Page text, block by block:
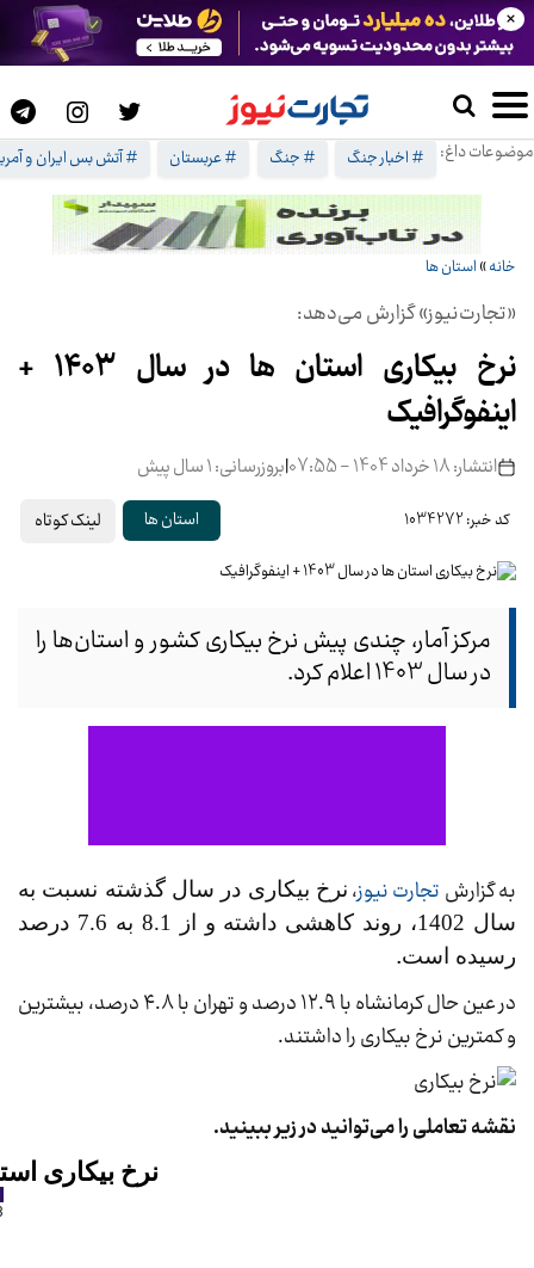
موضوعات داغ: # اخبار جنگ # جنگ # عربستان # آتش بس ایران و
×
خانه» استان ها
«تجارت‌نیوز» گزارش می‌دهد:
نرخ بیکاری استان‌ ها در سال 1403 +
اینفوگرافیک
انتشار: 18 خرداد 1404 - 07:55 |بروزرسانی: 1 سال پیش
کد خبر: 1034272 استان ها لینک کوتاه
مرکز آمار، چندی پیش نرخ بیکاری کشور و استان‌ها را
در سال 1403 اعلام کرد.
به گزارش تجارت نیوز، نرخ بیکاری در سال گذشته نسبت به
سال 1402، روند کاهشی داشته و از 8.1 به 7.6 درصد
رسیده است.
در عین حال کرمانشاه با ۱۲.۹ درصد و تهران با ۴.۸ درصد، بیشترین
و کمترین نرخ بیکاری را داشتند.
نقشه تعاملی را می‌توانید در زیر ببینید.